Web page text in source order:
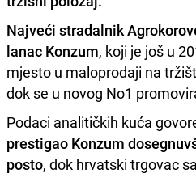
Najveći stradalnik
lanac Konzum, koji je još u
mjesto u maloprodaji na
dok se u novog No1
Podaci analitičkih kuća
prestigao Konzum
posto, dok hrvatski trgovac